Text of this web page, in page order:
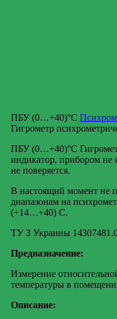
ПБУ (0…+40)°С
Гигрометр
ПБУ (0…+40)°С
индикатор, прибором не
не поверяется.
В настоящий момент не
диапазонам на
(+14…+40) С.
ТУ З Украины
Предназначение:
Измерение
температуры в
Описание: